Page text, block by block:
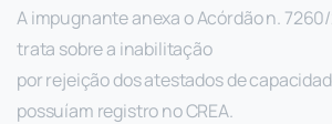
A impugnante anexa o Acórdão n.
trata sobre a inabilitação
por rejeição dos atestados de
possuíam registro no CREA.